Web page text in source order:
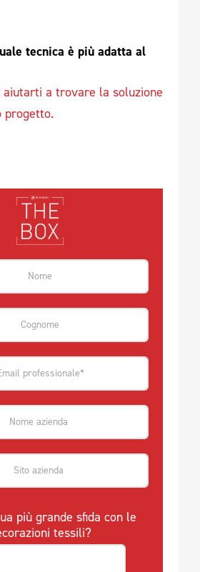
tecnica è più adatta al
aiutarti a trovare la soluzione
progetto.
più grande sfida con le
tessili?